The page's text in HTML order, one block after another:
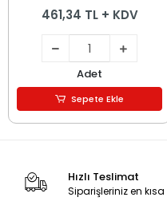
461,34 TL + KDV
Adet
Sepete Ekle
Hızlı Teslimat
Siparişleriniz en